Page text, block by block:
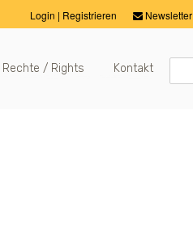
Newsletter
Login | Registrieren
Rechte / Rights Kontakt